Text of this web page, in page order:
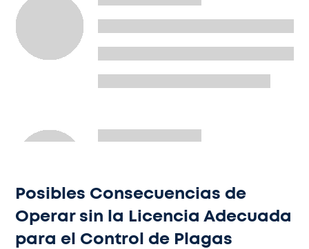
Posibles Consecuencias de
Operar sin la Licencia Adecuada
para el Control de Plagas